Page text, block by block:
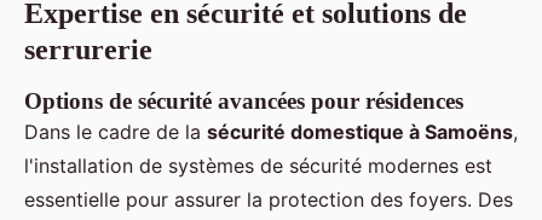
Expertise en sécurité et solutions de
serrurerie
Options de sécurité avancées pour résidences
Dans le cadre de la sécurité domestique à Samoëns,
l'installation de systèmes de sécurité modernes est
essentielle pour assurer la protection des foyers. Des